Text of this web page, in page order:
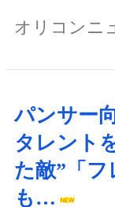
オリコンニ
パンサー
タレント
た敵”「
も…